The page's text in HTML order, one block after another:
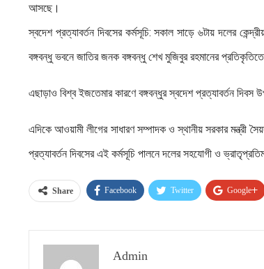
আসছে।
স্বদেশ প্রত্যাবর্তন দিবসের কর্মসূচি: সকাল সাড়ে ৬টায় দলের
বঙ্গবন্ধু ভবনে জাতির জনক বঙ্গবন্ধু শেখ মুজিবুর রহমানের প্রতিকৃতিতে
এছাড়াও বিশ্ব ইজতেমার কারণে বঙ্গবন্ধুর স্বদেশ প্রত্যাবর্তন দিবস
এদিকে আওয়ামী লীগের সাধারণ সম্পাদক ও স্থানীয় সরকার মন্ত্রী
প্রত্যাবর্তন দিবসের এই কর্মসূচি পালনে দলের সহযোগী ও
Share Facebook Twitter Google+
Admin